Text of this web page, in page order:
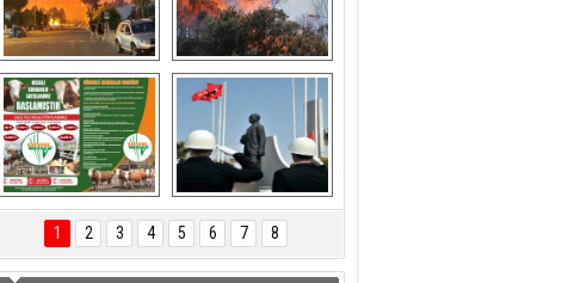
Aliağa ‘da  otluk
alanda çıkan
yangın evlere
sıçramadan
söndürüldü
Aliağa'nın Ciğerleri
ÖNAL TARIM
TANITIM FİLMİ
Aliağa'da Polis
Haftası Kutlandı
1 2 3 4 5 6 7 8